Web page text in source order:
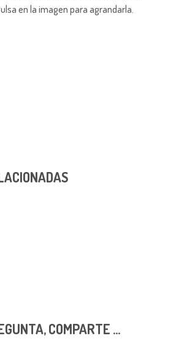
en la imagen para agrandarla.
COMPARTE ...